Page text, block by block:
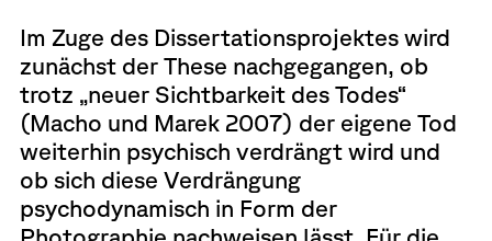
Im Zuge des Dissertationsprojektes wird
zunächst der These nachgegangen, ob
trotz „neuer Sichtbarkeit des Todes“
(Macho und Marek 2007) der eigene Tod
weiterhin psychisch verdrängt wird und
ob sich diese Verdrängung
psychodynamisch in Form der